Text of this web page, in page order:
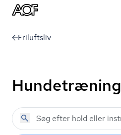
Friluftsliv
Hundetræning